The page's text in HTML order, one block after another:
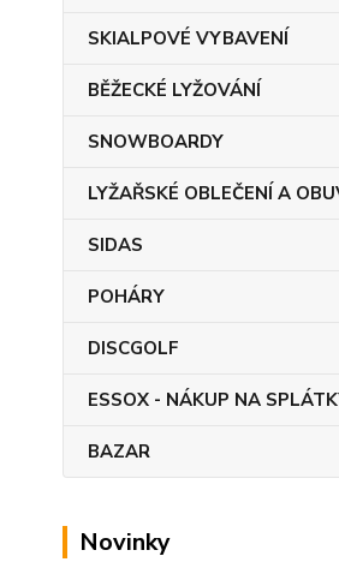
SKIALPOVÉ VYBAVENÍ
BĚŽECKÉ LYŽOVÁNÍ
SNOWBOARDY
LYŽAŘSKÉ OBLEČENÍ A
SIDAS
POHÁRY
DISCGOLF
ESSOX - NÁKUP NA
BAZAR
Novinky